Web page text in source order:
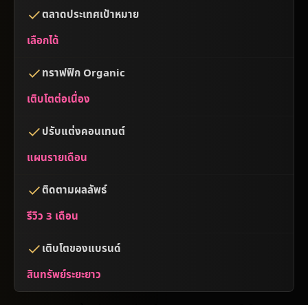
ตลาดประเทศเป้าหมาย
เลือกได้
ทราฟฟิก Organic
เติบโตต่อเนื่อง
ปรับแต่งคอนเทนต์
แผนรายเดือน
ติดตามผลลัพธ์
รีวิว 3 เดือน
เติบโตของแบรนด์
สินทรัพย์ระยะยาว